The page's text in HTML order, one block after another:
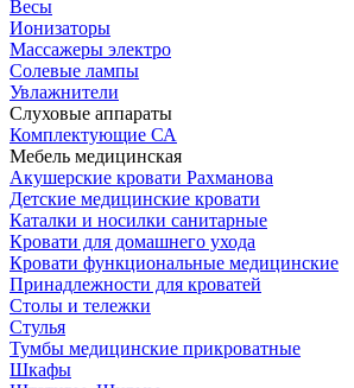
Весы
Ионизаторы
Массажеры электро
Солевые лампы
Увлажнители
Слуховые аппараты
Комплектующие СА
Мебель медицинская
Акушерские кровати Рахманова
Детские медицинские кровати
Каталки и носилки санитарные
Кровати для домашнего ухода
Кровати функциональные медицинские
Принадлежности для кроватей
Столы и тележки
Стулья
Тумбы медицинские прикроватные
Шкафы